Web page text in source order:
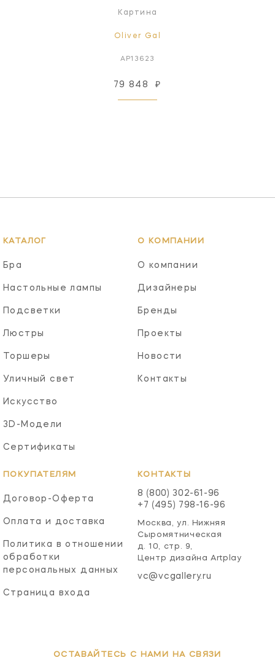
Картина
Oliver Gal
AP13623
79 848 ₽
КАТАЛОГ
Бра
Настольные лампы
Подсветки
Люстры
Торшеры
Уличный свет
Искусство
3D-Модели
Сертификаты
О КОМПАНИИ
О компании
Дизайнеры
Бренды
Проекты
Новости
Контакты
ПОКУПАТЕЛЯМ
Договор-Оферта
Оплата и доставка
Политика в отношении
обработки
персональных данных
Страница входа
КОНТАКТЫ
8 (800) 302-61-96
+7 (495) 798-16-96
Москва, ул. Нижняя
Сыромятническая
д. 10, стр. 9,
Центр дизайна Artplay
vc@vcgallery.ru
ОСТАВАЙТЕСЬ С НАМИ НА СВЯЗИ